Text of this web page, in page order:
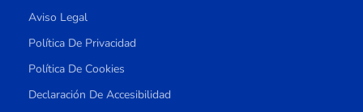
Aviso Legal
Política De Privacidad
Política De Cookies
Declaración De Accesibilidad